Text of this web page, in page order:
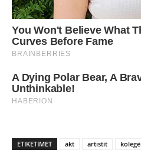
ETIKETIMET akt artistit kolegë